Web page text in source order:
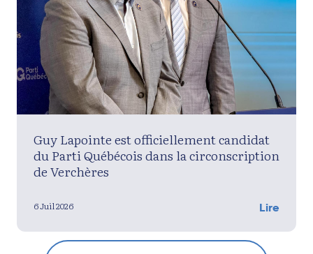
Guy Lapointe est officiellement candidat
du Parti Québécois dans la circonscription
de Verchères
6 Juil 2026 Lire